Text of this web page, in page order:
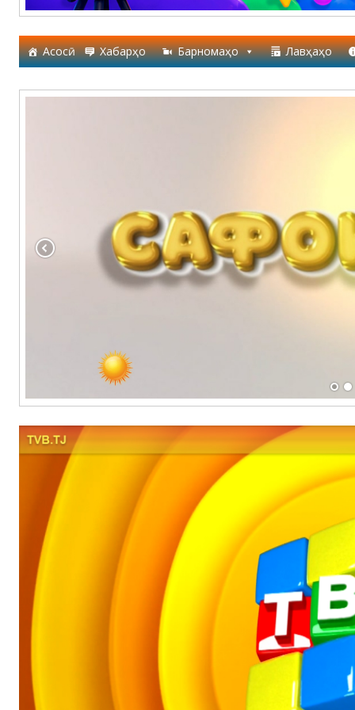
Асосӣ Хабарҳо Барномаҳо Лавҳаҳо